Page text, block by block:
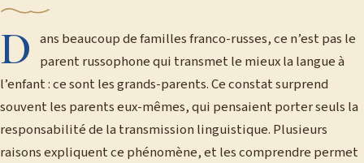
D ans beaucoup de familles franco-russes, ce n’est pas le
parent russophone qui transmet le mieux la langue à
l’enfant : ce sont les grands-parents. Ce constat surprend
souvent les parents eux-mêmes, qui pensaient porter seuls la
responsabilité de la transmission linguistique. Plusieurs
raisons expliquent ce phénomène, et les comprendre permet